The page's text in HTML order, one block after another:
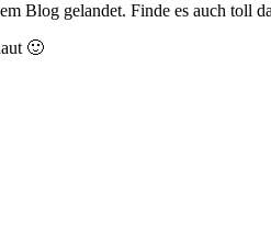
Blog gelandet. Finde es auch toll
🙂